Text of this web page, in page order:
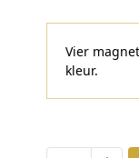
Vier
kleur.